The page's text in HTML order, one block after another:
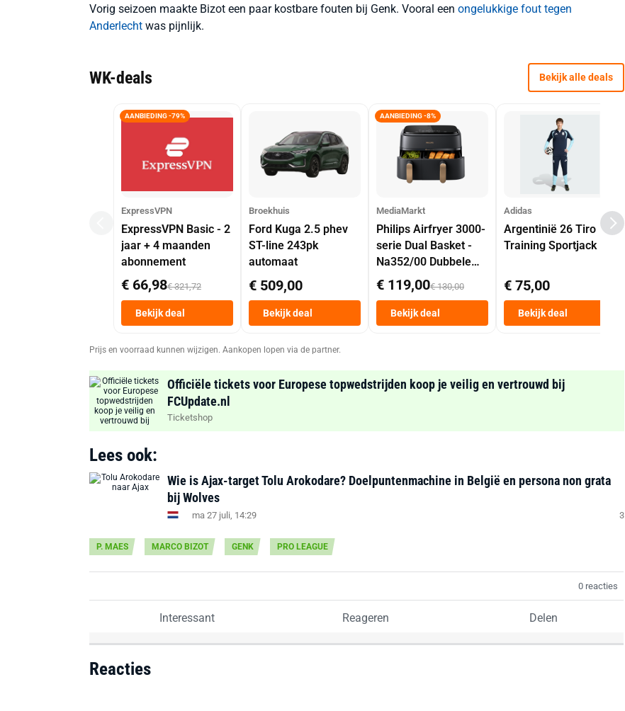
Vorig seizoen maakte Bizot een paar kostbare fouten bij Genk. Vooral een ongelukkige fout tegen
Anderlecht was pijnlijk.
WK-deals Bekijk alle deals
AANBIEDING -79%
ExpressVPN
ExpressVPN Basic - 2
jaar + 4 maanden
abonnement
€ 66,98€ 321,72
Bekijk deal
Broekhuis
Ford Kuga 2.5 phev
ST-line 243pk
automaat
€ 509,00
Bekijk deal
AANBIEDING -8%
MediaMarkt
Philips Airfryer 3000-
serie Dual Basket -
Na352/00 Dubbele
Mand 9 L Tot 6
Personen
Heteluchtfriteuse
Zwart
€ 119,00€ 130,00
Bekijk deal
Adidas
Argentinië 26 Tiro
Training Sportjack
€ 75,00
Bekijk deal
Prijs en voorraad kunnen wijzigen. Aankopen lopen via de partner.
Officiële tickets voor Europese topwedstrijden koop je veilig en vertrouwd bij
FCUpdate.nl
Ticketshop
Lees ook:
Wie is Ajax-target Tolu Arokodare? Doelpuntenmachine in België en persona non grata
bij Wolves
ma 27 juli, 14:29 3
P. MAES MARCO BIZOT GENK PRO LEAGUE
0 reacties
Interessant Reageren Delen
Reacties